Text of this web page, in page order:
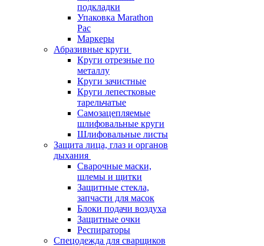
подкладки
Упаковка Marathon
Pac
Маркеры
Абразивные круги
Круги отрезные по
металлу
Круги зачистные
Круги лепестковые
тарельчатые
Самозацепляемые
шлифовальные круги
Шлифовальные листы
Защита лица, глаз и органов
дыхания
Сварочные маски,
шлемы и щитки
Защитные стекла,
запчасти для масок
Блоки подачи воздуха
Защитные очки
Респираторы
Спецодежда для сварщиков